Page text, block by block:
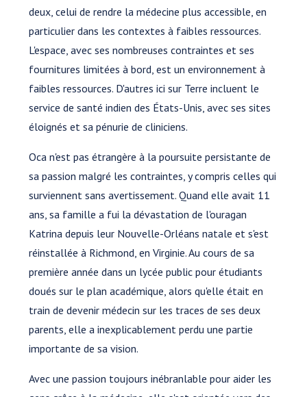
deux, celui de rendre la médecine plus accessible, en
particulier dans les contextes à faibles ressources.
L'espace, avec ses nombreuses contraintes et ses
fournitures limitées à bord, est un environnement à
faibles ressources. D'autres ici sur Terre incluent le
service de santé indien des États-Unis, avec ses sites
éloignés et sa pénurie de cliniciens.
Oca n'est pas étrangère à la poursuite persistante de
sa passion malgré les contraintes, y compris celles qui
surviennent sans avertissement. Quand elle avait 11
ans, sa famille a fui la dévastation de l'ouragan
Katrina depuis leur Nouvelle-Orléans natale et s'est
réinstallée à Richmond, en Virginie. Au cours de sa
première année dans un lycée public pour étudiants
doués sur le plan académique, alors qu'elle était en
train de devenir médecin sur les traces de ses deux
parents, elle a inexplicablement perdu une partie
importante de sa vision.
Avec une passion toujours inébranlable pour aider les